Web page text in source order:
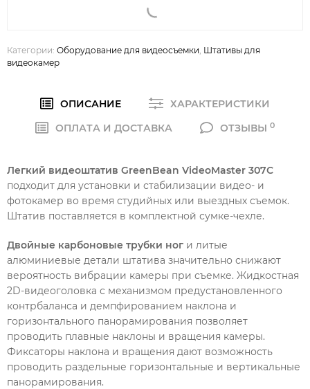
Категории: Оборудование для видеосъемки Штативы для
видеокамер
ОПИСАНИЕ
ХАРАКТЕРИСТИКИ
ОПЛАТА И ДОСТАВКА
ОТЗЫВЫ 0
Легкий видеоштатив GreenBean VideoMaster 307С
подходит для установки и стабилизации видео- и
фотокамер во время студийных или выездных съемок.
Штатив поставляется в комплектной сумке-чехле.
Двойные карбоновые трубки ног и литые
алюминиевые детали штатива значительно снижают
вероятность вибрации камеры при съемке. Жидкостная
2D-видеоголовка с механизмом предустановленного
контрбаланса и демпфированием наклона и
горизонтального панорамирования позволяет
проводить плавные наклоны и вращения камеры.
Фиксаторы наклона и вращения дают возможность
проводить раздельные горизонтальные и вертикальные
панорамирования.